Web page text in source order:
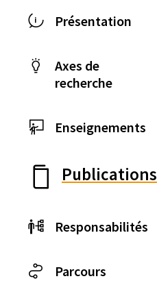
Présentation
Axes de
recherche
Enseignements
Publications
Responsabilités
Parcours